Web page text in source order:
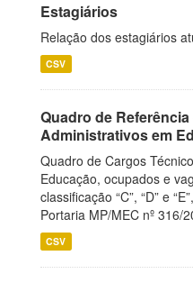
Estagiários
Relação dos estagiários
CSV
Quadro de
Administrativos em
Quadro de Cargos
Educação, ocupados e
classificação “C”, “D” e
Portaria MP/MEC nº 316/
CSV